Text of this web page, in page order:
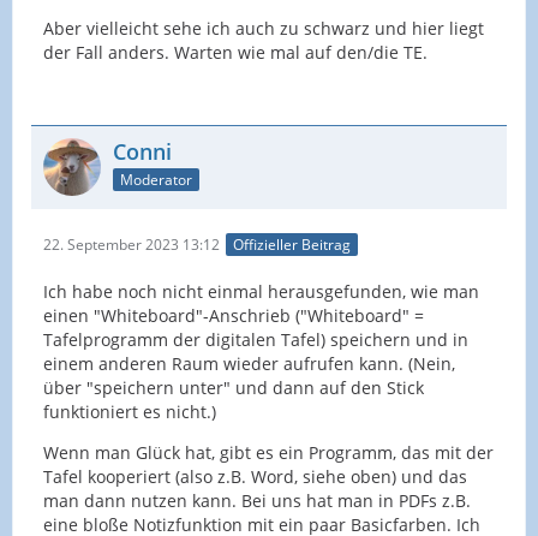
Aber vielleicht sehe ich auch zu schwarz und hier liegt
der Fall anders. Warten wie mal auf den/die TE.
Conni
Moderator
22. September 2023 13:12 Offizieller Beitrag
Ich habe noch nicht einmal herausgefunden, wie man
einen "Whiteboard"-Anschrieb ("Whiteboard" =
Tafelprogramm der digitalen Tafel) speichern und in
einem anderen Raum wieder aufrufen kann. (Nein,
über "speichern unter" und dann auf den Stick
funktioniert es nicht.)
Wenn man Glück hat, gibt es ein Programm, das mit der
Tafel kooperiert (also z.B. Word, siehe oben) und das
man dann nutzen kann. Bei uns hat man in PDFs z.B.
eine bloße Notizfunktion mit ein paar Basicfarben. Ich